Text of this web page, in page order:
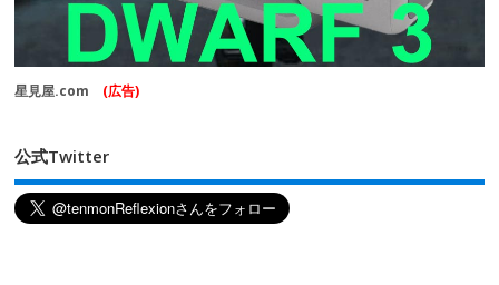
星見屋.com (広告)
公式Twitter